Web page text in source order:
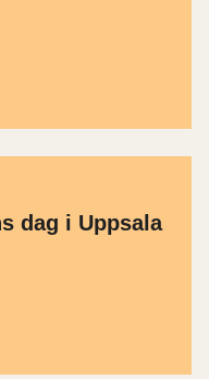
dag i Uppsala